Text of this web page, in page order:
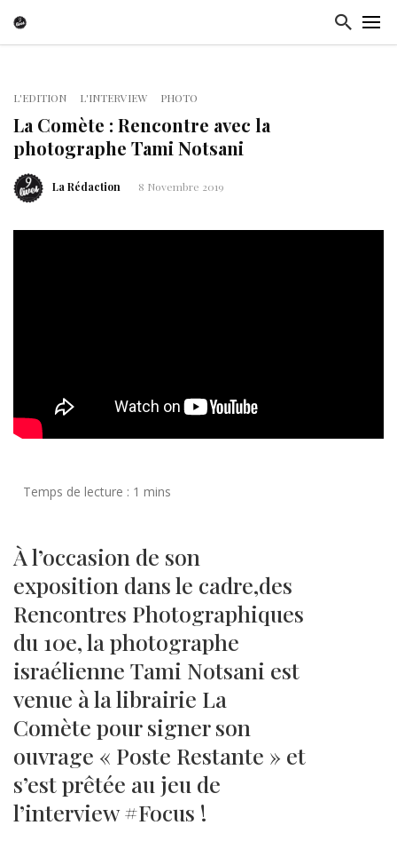
L'EDITION L'INTERVIEW PHOTO
La Comète : Rencontre avec la
photographe Tami Notsani
La Rédaction 8 Novembre 2019
À l’occasion de son
exposition dans le cadre,des
Rencontres Photographiques
du 10e, la photographe
israélienne Tami Notsani est
venue à la librairie La
Comète pour signer son
ouvrage « Poste Restante » et
s’est prêtée au jeu de
l’interview #Focus !